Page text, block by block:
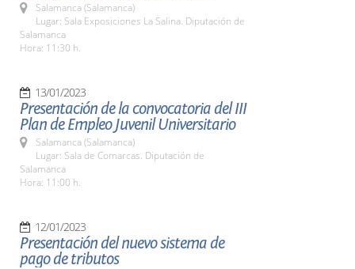
Salamanca (Salamanca)
Lugar: Sala Exposiciones La Salina. Diputación de
Salamanca
Hora: 11:30 h.
13/01/2023
Presentación de la convocatoria del III
Plan de Empleo Juvenil Universitario
Salamanca (Salamanca)
Lugar: Sala de Comarcas. Diputación de
Salamanca
Hora: 11:00 h.
12/01/2023
Presentación del nuevo sistema de
pago de tributos